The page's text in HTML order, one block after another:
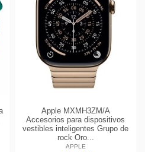
Apple MXMH3ZM/A
Accesorios para dispositivos
vestibles inteligentes Grupo de
rock Oro...
APPLE